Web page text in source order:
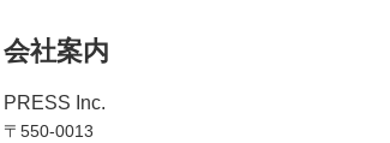
会社案内
PRESS Inc.
〒550-0013